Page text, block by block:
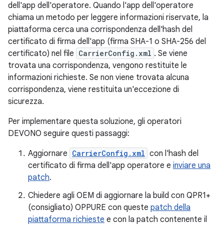
dell'app dell'operatore. Quando l'app dell'operatore
chiama un metodo per leggere informazioni riservate, la
piattaforma cerca una corrispondenza dell'hash del
certificato di firma dell'app (firma SHA-1 o SHA-256 del
certificato) nel file CarrierConfig.xml . Se viene
trovata una corrispondenza, vengono restituite le
informazioni richieste. Se non viene trovata alcuna
corrispondenza, viene restituita un'eccezione di
sicurezza.
Per implementare questa soluzione, gli operatori
DEVONO seguire questi passaggi:
Aggiornare CarrierConfig.xml con l'hash del
certificato di firma dell'app operatore e inviare una
patch.
Chiedere agli OEM di aggiornare la build con QPR1+
(consigliato) OPPURE con queste patch della
piattaforma richieste e con la patch contenente il